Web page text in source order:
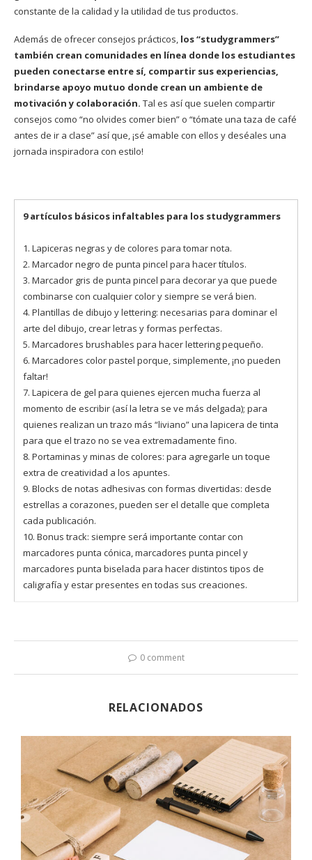
constante de la calidad y la utilidad de tus productos.
Además de ofrecer consejos prácticos, los “studygrammers”
también crean comunidades en línea donde los estudiantes
pueden conectarse entre sí, compartir sus experiencias,
brindarse apoyo mutuo donde crean un ambiente de
motivación y colaboración. Tal es así que suelen compartir
consejos como “no olvides comer bien” o “tómate una taza de café
antes de ir a clase” así que, ¡sé amable con ellos y deséales una
jornada inspiradora con estilo!
9 artículos básicos infaltables para los studygrammers
1. Lapiceras negras y de colores para tomar nota.
2. Marcador negro de punta pincel para hacer títulos.
3. Marcador gris de punta pincel para decorar ya que puede
combinarse con cualquier color y siempre se verá bien.
4. Plantillas de dibujo y lettering: necesarias para dominar el
arte del dibujo, crear letras y formas perfectas.
5. Marcadores brushables para hacer lettering pequeño.
6. Marcadores color pastel porque, simplemente, ¡no pueden
faltar!
7. Lapicera de gel para quienes ejercen mucha fuerza al
momento de escribir (así la letra se ve más delgada); para
quienes realizan un trazo más “liviano” una lapicera de tinta
para que el trazo no se vea extremadamente fino.
8. Portaminas y minas de colores: para agregarle un toque
extra de creatividad a los apuntes.
9. Blocks de notas adhesivas con formas divertidas: desde
estrellas a corazones, pueden ser el detalle que completa
cada publicación.
10. Bonus track: siempre será importante contar con
marcadores punta cónica, marcadores punta pincel y
marcadores punta biselada para hacer distintos tipos de
caligrafía y estar presentes en todas sus creaciones.
0 comment
RELACIONADOS